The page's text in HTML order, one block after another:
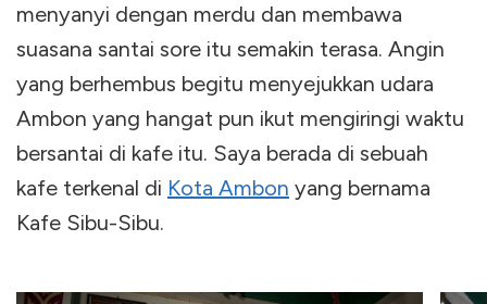
menyanyi dengan merdu dan membawa
suasana santai sore itu semakin terasa. Angin
yang berhembus begitu menyejukkan udara
Ambon yang hangat pun ikut mengiringi waktu
bersantai di kafe itu. Saya berada di sebuah
kafe terkenal di Kota Ambon yang bernama
Kafe Sibu-Sibu.